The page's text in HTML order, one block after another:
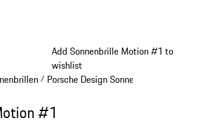
Add Sonnenbrille Motion #1 to
wishlist
breadcrumb items
/ Porsche Design Sonnenbrillen
#1